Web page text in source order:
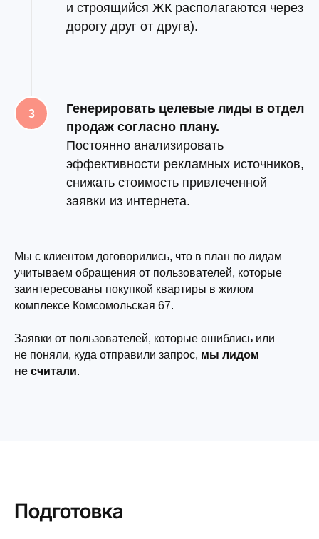
и строящийся ЖК располагаются через
дорогу друг от друга).
Генерировать целевые лиды в отдел
продаж согласно плану.
Постоянно анализировать
эффективности рекламных источников,
снижать стоимость привлеченной
заявки из интернета.
Мы с клиентом договорились, что в план по лидам
учитываем обращения от пользователей, которые
заинтересованы покупкой квартиры в жилом
комплексе Комсомольская 67.
Заявки от пользователей, которые ошиблись или
не поняли, куда отправили запрос, мы лидом
не считали.
Подготовка